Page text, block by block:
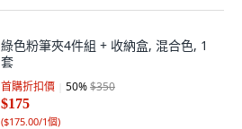
綠色粉筆夾4件組 + 收納盒, 混合色, 1
套
首購折扣價 50%$350
$175
($175.00/1個)